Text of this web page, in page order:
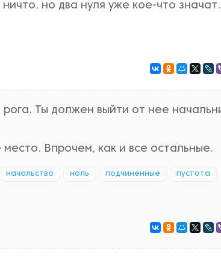
но два нуля уже кое-что значат.
Ты должен выйти от нее
Впрочем, как и все остальные.
начальство ноль подчиненные пустота